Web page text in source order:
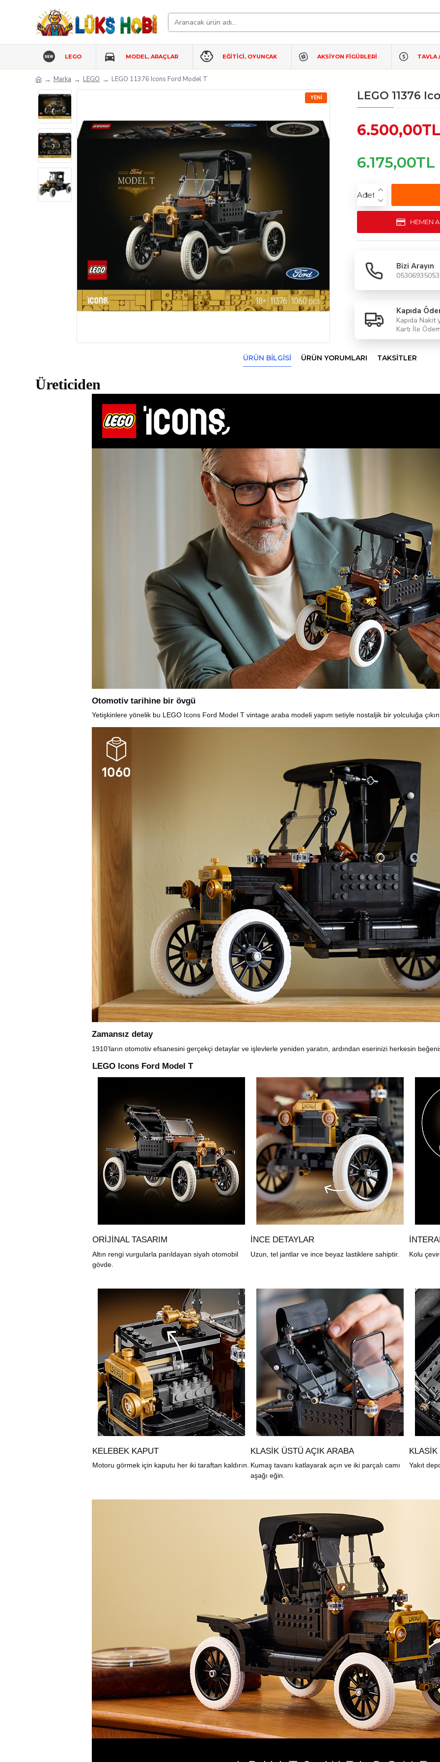
LEGO MODEL, ARAÇLAR EĞİTİCİ, OYUNCAK AKSIYON FIGÜRLERI TAVLA
Marka LEGO LEGO 11376 Icons Ford Model T
YENI LEGO 11376
6.500,00TL
6.175,00TL
Adet
HEMEN
Bizi Arayın
05306935053
Kapıda
Kapıda Nakit
Kartı İle
ÜRÜN BILGISI ÜRÜN YORUMLARI TAKSITLER
Üreticiden
Otomotiv tarihine bir övgü
Yetişkinlere yönelik bu LEGO Icons Ford Model T vintage araba modeli yapım setiyle nostaljik bir yolculuğa
Zamansız detay
1910’ların otomotiv efsanesini gerçekçi detaylar ve işlevlerle yeniden yaratın, ardından eserinizi herkesin
LEGO Icons Ford Model T
ORIJINAL TASARIM
Altın rengi vurgularla parıldayan siyah otomobil
gövde.
İNCE DETAYLAR
Uzun, tel jantlar ve ince beyaz lastiklere sahiptir. Kolu
KELEBEK KAPUT
Motoru görmek için kaputu her iki taraftan kaldırın.
KLASIK ÜSTÜ AÇIK ARABA
Kumaş tavanı katlayarak açın ve iki parçalı camı
aşağı eğin.
Yakıt